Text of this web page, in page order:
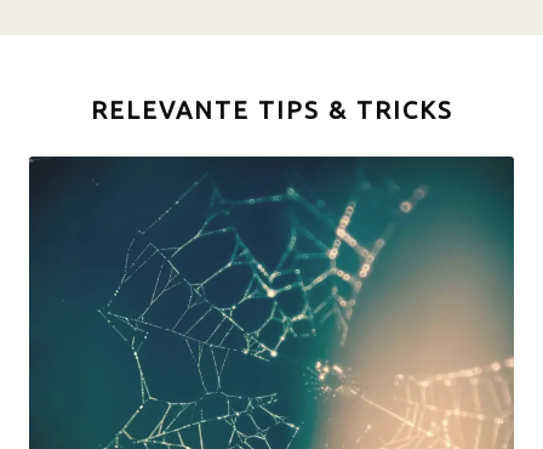
RELEVANTE TIPS & TRICKS